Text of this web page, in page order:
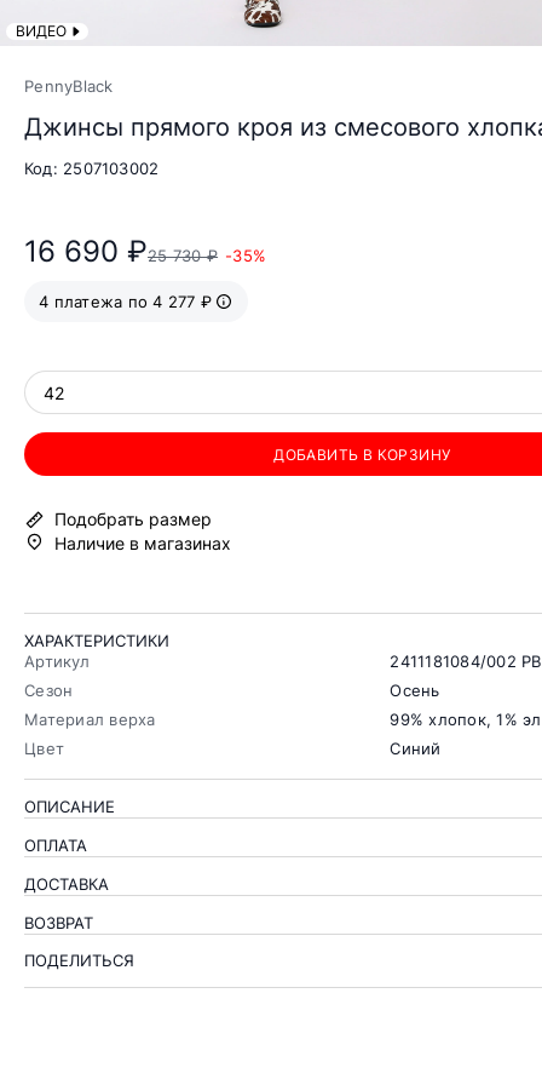
ВИДЕО
PennyBlack
Джинсы прямого кроя из смесового
Код: 2507103002
16 690 ₽25 730 ₽ -35%
4 платежа по 4 277 ₽
42
ДОБАВИТЬ В КОРЗИНУ
Подобрать размер
Наличие в магазинах
ХАРАКТЕРИСТИКИ
Артикул
2411181084/002
Сезон
Осень
Материал верха
99% хлопок, 1%
Цвет
Синий
ОПИСАНИЕ
ОПЛАТА
ДОСТАВКА
ВОЗВРАТ
ПОДЕЛИТЬСЯ